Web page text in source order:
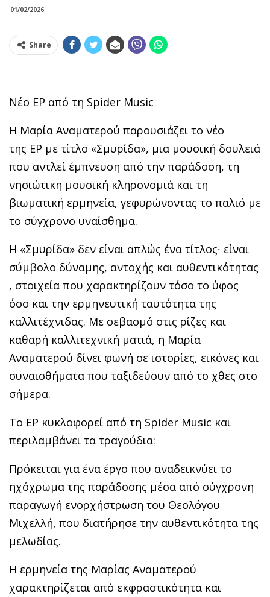
01/02/2026
Share
Νέο EP από τη Spider Music
Η Μαρία Αναματερού παρουσιάζει το νέο
της EP με τίτλο «Σμυρίδα», μια μουσική δουλειά
που αντλεί έμπνευση από την παράδοση, τη
νησιώτικη μουσική κληρονομιά και τη
βιωματική ερμηνεία, γεφυρώνοντας το παλιό με
το σύγχρονο υναίσθημα.
Η «Σμυρίδα» δεν είναι απλώς ένα τίτλος∙ είναι
σύμβολο δύναμης, αντοχής και αυθεντικότητας
, στοιχεία που χαρακτηρίζουν τόσο το ύφος
όσο και την ερμηνευτική ταυτότητα της
καλλιτέχνιδας. Με σεβασμό στις ρίζες και
καθαρή καλλιτεχνική ματιά, η Μαρία
Αναματερού δίνει φωνή σε ιστορίες, εικόνες και
συναισθήματα που ταξιδεύουν από το χθες στο
σήμερα.
Το EP κυκλοφορεί από τη Spider Music και
περιλαμβάνει τα τραγούδια:
Πρόκειται για ένα έργο που αναδεικνύει το
ηχόχρωμα της παράδοσης μέσα από σύγχρονη
παραγωγή ενορχήστρωση του Θεολόγου
Μιχελλή, που διατήρησε την αυθεντικότητα της
μελωδίας.
Η ερμηνεία της Μαρίας Αναματερού
χαρακτηρίζεται από εκφραστικότητα και